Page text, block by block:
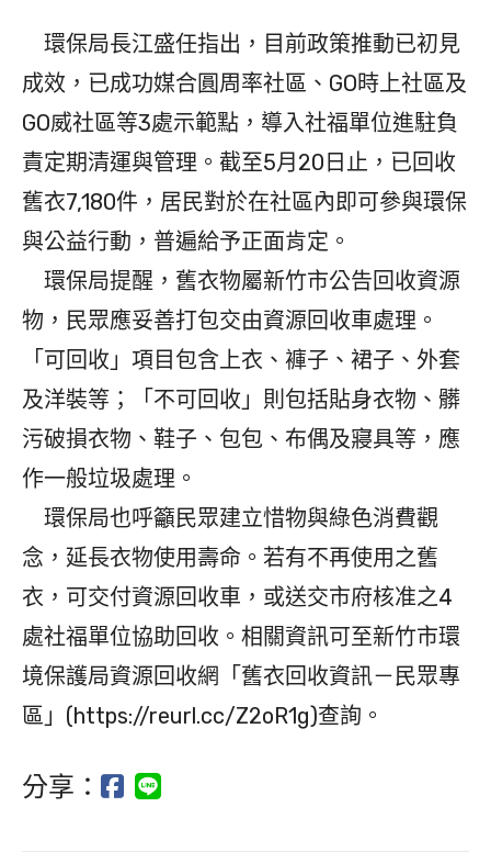
環保局長江盛任指出，目前政策推動已初見
成效，已成功媒合圓周率社區、GO時上社區及
GO威社區等3處示範點，導入社福單位進駐負
責定期清運與管理。截至5月20日止，已回收
舊衣7,180件，居民對於在社區內即可參與環保
與公益行動，普遍給予正面肯定。
環保局提醒，舊衣物屬新竹市公告回收資源
物，民眾應妥善打包交由資源回收車處理。
「可回收」項目包含上衣、褲子、裙子、外套
及洋裝等；「不可回收」則包括貼身衣物、髒
污破損衣物、鞋子、包包、布偶及寢具等，應
作一般垃圾處理。
環保局也呼籲民眾建立惜物與綠色消費觀
念，延長衣物使用壽命。若有不再使用之舊
衣，可交付資源回收車，或送交市府核准之4
處社福單位協助回收。相關資訊可至新竹市環
境保護局資源回收網「舊衣回收資訊－民眾專
區」(https://reurl.cc/Z2oR1g)查詢。
分享：